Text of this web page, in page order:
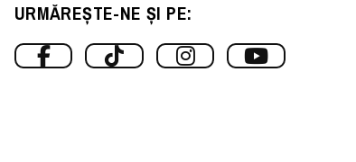
URMĂREȘTE-NE ȘI PE: